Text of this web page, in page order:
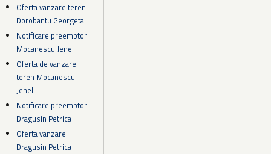
Oferta vanzare teren
Dorobantu Georgeta
Notificare preemptori
Mocanescu Jenel
Oferta de vanzare
teren Mocanescu
Jenel
Notificare preemptori
Dragusin Petrica
Oferta vanzare
Dragusin Petrica